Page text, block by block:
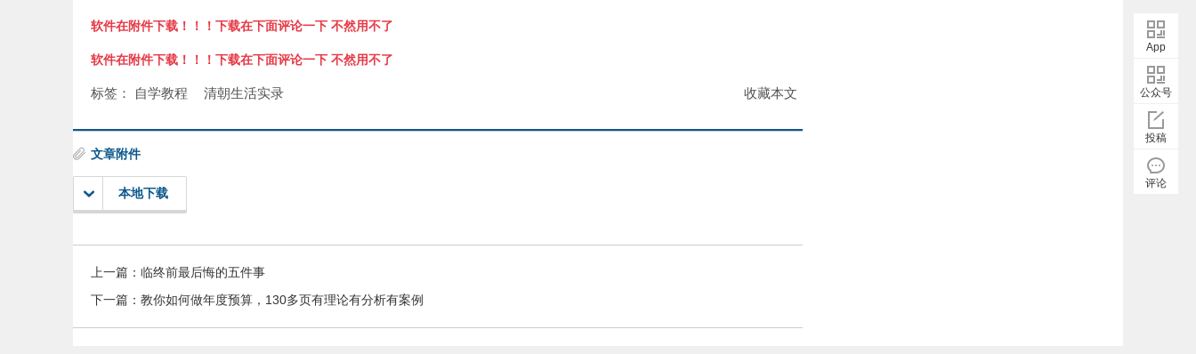
软件在附件下载！！！下载在下面评论一下 不然用不了
软件在附件下载！！！下载在下面评论一下 不然用不了
收藏本文
标签： 自学教程 清朝生活实录
文章附件
本地下载
上一篇： 临终前最后悔的五件事
下一篇： 教你如何做年度预算，130多页有理论有分析有案例
App
公众号
投稿
评论